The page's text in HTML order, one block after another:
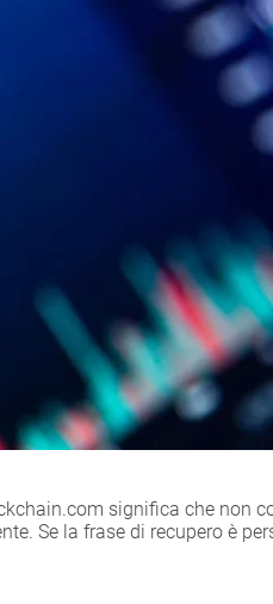
significa che non
Se la frase di recupero è